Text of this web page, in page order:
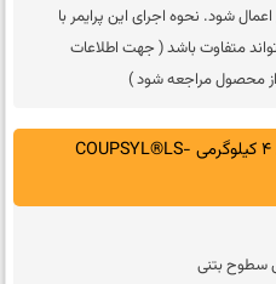
شود. نحوه اجرای این پرایمر با
متفاوت باشد ( جهت اطلاعات
از محصول مراجعه شود )
موارد کاربرد مایع سخت کننده بتن 4 کیلوگرمی COUPSYL®LS-
سطوح بتنی